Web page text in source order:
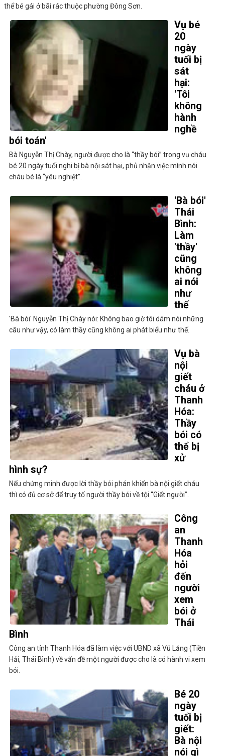
thể bé gái ở bãi rác thuộc phường Đông Sơn.
Vụ bé
20
ngày
tuổi bị
sát
hại:
'Tôi
không
hành
nghề
bói toán'
Bà Nguyễn Thị Chày, người được cho là “thầy bói” trong vụ cháu
bé 20 ngày tuổi nghi bị bà nội sát hại, phủ nhận việc mình nói
cháu bé là “yêu nghiệt”.
'Bà bói'
Thái
Bình:
Làm
'thầy'
cũng
không
ai nói
như
thế
'Bà bói' Nguyễn Thị Chày nói: Không bao giờ tôi dám nói những
câu như vậy, có làm thầy cũng không ai phát biểu như thế.
Vụ bà
nội
giết
cháu ở
Thanh
Hóa:
Thầy
bói có
thể bị
xử
hình sự?
Nếu chứng minh được lời thầy bói phán khiến bà nội giết cháu
thì có đủ cơ sở để truy tố người thầy bói về tội “Giết người”.
Công
an
Thanh
Hóa
hỏi
đến
người
xem
bói ở
Thái
Bình
Công an tỉnh Thanh Hóa đã làm việc với UBND xã Vũ Lăng (Tiền
Hải, Thái Bình) về vấn đề một người được cho là có hành vi xem
bói.
Bé 20
ngày
tuổi bị
giết:
Bà nội
nói gì